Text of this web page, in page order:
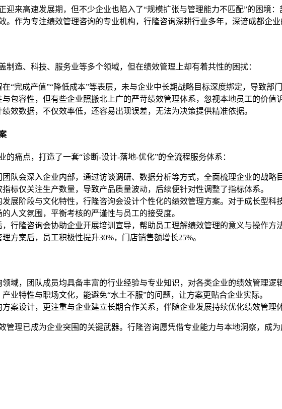
迎来高速发展期，但不少企业也陷入了“规模扩张与管理能力不匹配”的困
。作为专注绩效管理咨询的专业机构，行隆咨询深耕行业多年，深谙成都企
造、科技、服务业等多个领域，但在绩效管理上却有着共性的困扰：
“完成产值”“降低成本”等表层，未与企业中长期战略目标深度绑定，导致部
包容性，但有些企业照搬北上广的严苛绩效管理体系，忽视本地员工的价值
效数据，不仅效率低，还容易出现误差，无法为决策提供精准依据。
痛点，打造了一套“诊断-设计-落地-优化”的全流程服务体系：
团队会深入企业内部，通过访谈调研、数据分析等方式，全面梳理企业的战
标仅关注生产数量，导致产品质量波动，后续便针对性调整了指标体系。
发展阶段与文化特性，行隆咨询会设计个性化的绩效管理方案。对于成长型
人文氛围，平衡考核的严谨性与员工的接受度。
，行隆咨询会协助企业开展培训宣导，帮助员工理解绩效管理的意义与操作
方案后，员工积极性提升30%，门店销售额增长25%。
域，团队成员均具备丰富的行业经验与专业知识，对各类企业的绩效管理逻
业特性与职场文化，能避免“水土不服”的问题，让方案更贴合企业实际。
案设计，更注重与企业建立长期合作关系，伴随企业发展持续优化绩效管理
管理已成为企业突围的关键武器。行隆咨询愿凭借专业能力与本地洞察，成